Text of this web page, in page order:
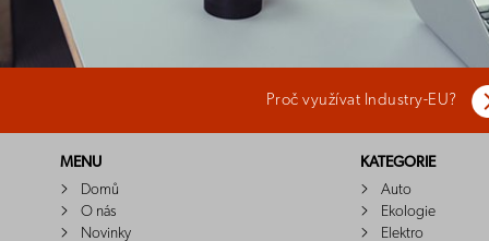
Proč využívat Industry-EU?
MENU
Domů
O nás
Novinky
KATEGORIE
Auto
Ekologie
Elektro